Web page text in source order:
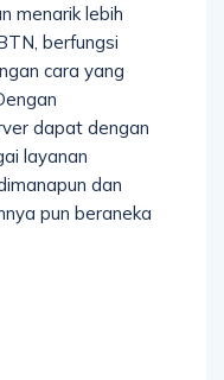
menarik lebih
berfungsi
cara yang
dapat dengan
layanan
dan
pun beraneka